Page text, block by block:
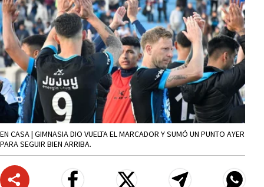
EN CASA | GIMNASIA DIO VUELTA EL MARCADOR Y SUMÓ UN PUNTO AYER
PARA SEGUIR BIEN ARRIBA.